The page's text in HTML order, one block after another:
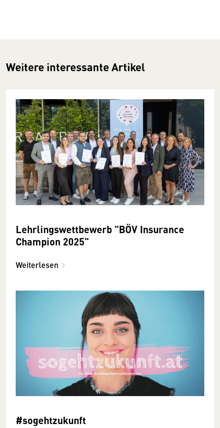
Weitere interessante Artikel
Lehrlingswettbewerb "BÖV Insurance
Champion 2025"
Weiterlesen
#sogehtzukunft